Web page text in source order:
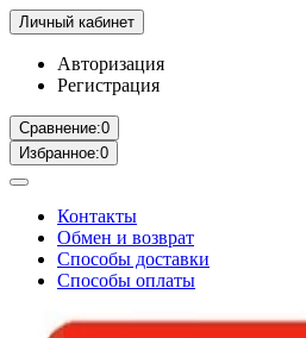
Личный кабинет
Авторизация
Регистрация
Сравнение:0
Избранное:0
Контакты
Обмен и возврат
Способы доставки
Способы оплаты